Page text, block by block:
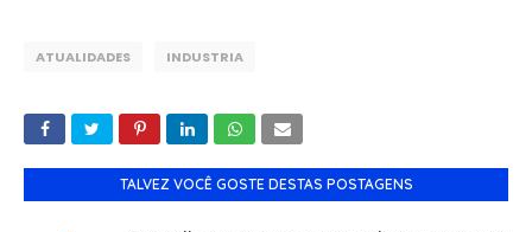
ATUALIDADES INDUSTRIA
TALVEZ VOCÊ GOSTE DESTAS POSTAGENS